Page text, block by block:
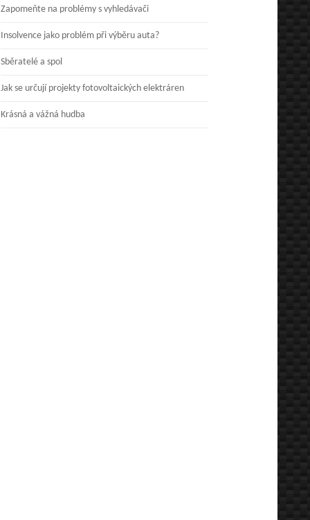
Zapomeňte na problémy s vyhledávači
Insolvence jako problém při výběru auta?
Sběratelé a spol
Jak se určují projekty fotovoltaických elektráren
Krásná a vážná hudba